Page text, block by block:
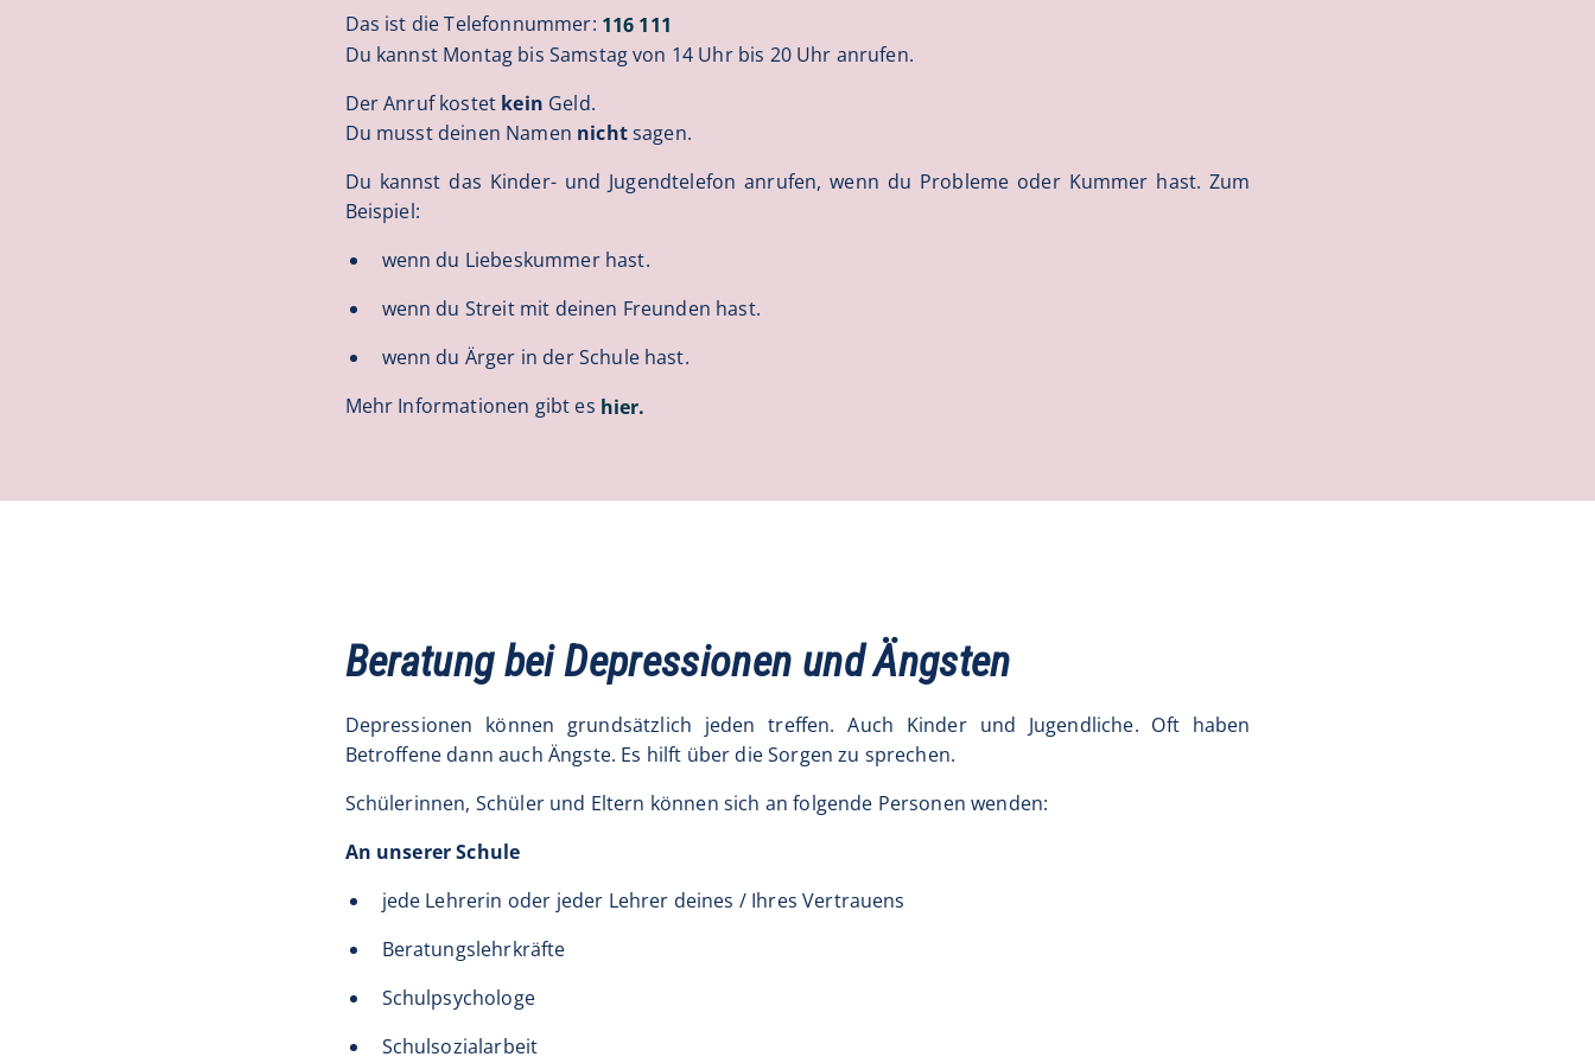
Das ist die Telefonnummer: 116 111
Du kannst Montag bis Samstag von 14 Uhr bis 20 Uhr anrufen.
Der Anruf kostet kein Geld.
Du musst deinen Namen nichtsagen.
Du kannst das Kinder- und Jugendtelefon anrufen, wenn du Probleme oder Kummer hast. Zum
Beispiel:
wenn du Liebeskummer hast.
wenn du Streit mit deinen Freunden hast.
wenn du Ärger in der Schule hast.
Mehr Informationen gibt es hier.
Beratung bei Depressionen und Ängsten
Depressionen können grundsätzlich jeden treffen. Auch Kinder und Jugendliche. Oft haben
Betroffene dann auch Ängste. Es hilft über die Sorgen zu sprechen.
Schülerinnen, Schüler und Eltern können sich an folgende Personen wenden:
An unserer Schule
jede Lehrerin oder jeder Lehrer deines / Ihres Vertrauens
Beratungslehrkräfte
Schulpsychologe
Schulsozialarbeit